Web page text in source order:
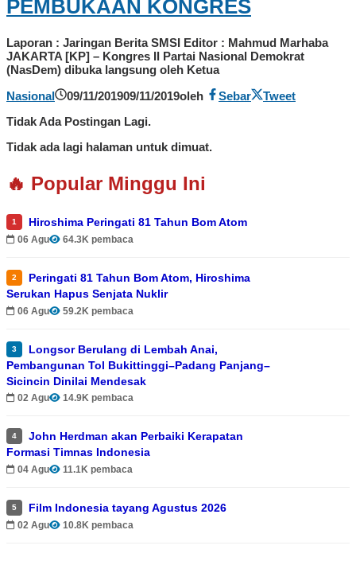
PEMBUKAAN KONGRES
Laporan : Jaringan Berita SMSI Editor : Mahmud Marhaba
JAKARTA [KP] – Kongres II Partai Nasional Demokrat
(NasDem) dibuka langsung oleh Ketua
Nasional
09/11/201909/11/2019oleh Sebar
Tweet
Tidak Ada Postingan Lagi.
Tidak ada lagi halaman untuk dimuat.
🔥 Popular Minggu Ini
1 Hiroshima Peringati 81 Tahun Bom Atom
06 Agu 64.3K pembaca
2
Peringati 81 Tahun Bom Atom, Hiroshima
Serukan Hapus Senjata Nuklir
06 Agu 59.2K pembaca
3
Longsor Berulang di Lembah Anai,
Pembangunan Tol Bukittinggi–Padang Panjang–
Sicincin Dinilai Mendesak
02 Agu 14.9K pembaca
4
John Herdman akan Perbaiki Kerapatan
Formasi Timnas Indonesia
04 Agu 11.1K pembaca
5 Film Indonesia tayang Agustus 2026
02 Agu 10.8K pembaca